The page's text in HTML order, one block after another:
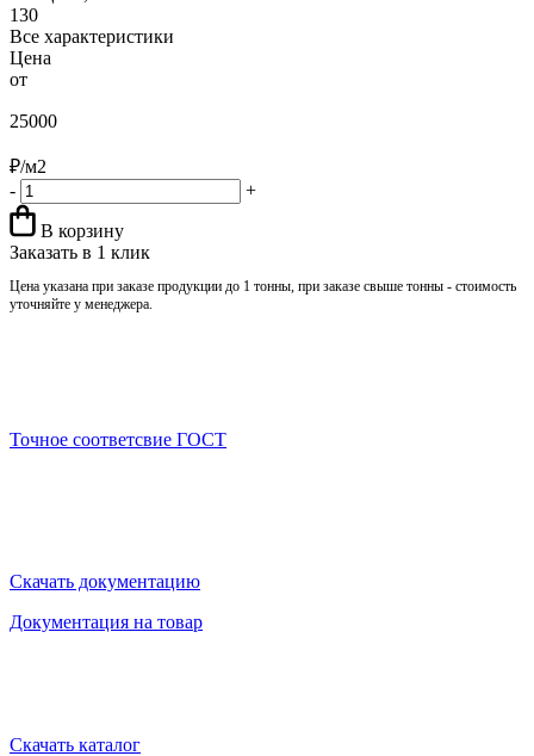
130
Все характеристики
Цена
от
25000
₽/м2
-
+
В корзину
Заказать в 1 клик
Цена указана при заказе продукции до 1 тонны, при заказе свыше тонны - стоимость
уточняйте у менеджера.
Точное соответсвие ГОСТ
Скачать документацию
Документация на товар
Скачать каталог